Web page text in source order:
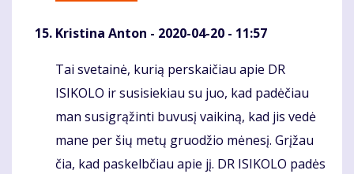
Kristina Anton - 2020-04-20 - 11:57
Komentaras
Tai svetainė, kurią perskaičiau apie DR
ISIKOLO ir susisiekiau su juo, kad padėčiau
man susigrąžinti buvusį vaikiną, kad jis vedė
mane per šių metų gruodžio mėnesį. Grįžau
čia, kad paskelbčiau apie jį. DR ISIKOLO padės